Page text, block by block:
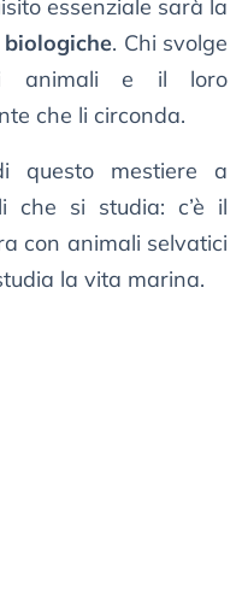
essenziale sarà la
. Chi svolge
animali e il loro
che li circonda.
questo mestiere a
che si studia: c’è il
con animali selvatici
la vita marina.